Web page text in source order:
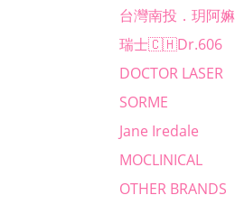
台灣南投．玥阿嫲
瑞士🇨🇭Dr.606
DOCTOR LASER
SORME
Jane Iredale
MOCLINICAL
OTHER BRANDS